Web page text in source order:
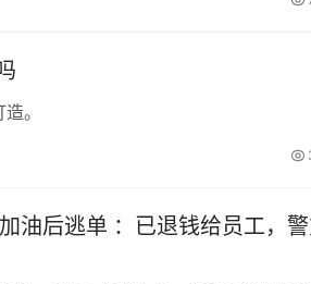
。
油后逃单 ：已退钱给员工，